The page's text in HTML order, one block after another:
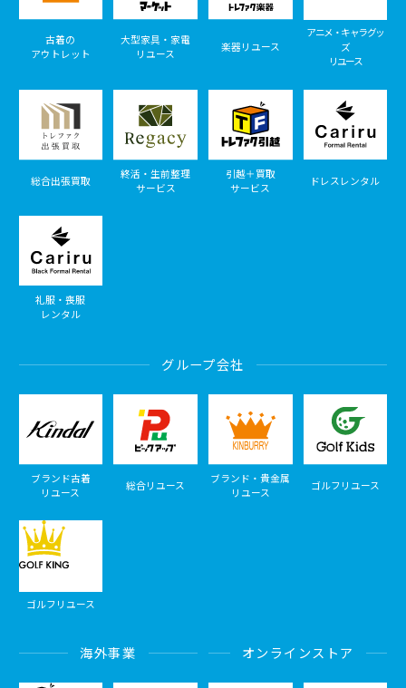
古着の
アウトレット
大型家具・家電
リユース
楽器リユース
アニメ・キャラグッ
ズ
リユース
総合出張買取
終活・生前整理
サービス
引越＋買取
サービス
ドレスレンタル
礼服・喪服
レンタル
グループ会社
ブランド古着
リユース
総合リユース
ブランド・貴金属
リユース
ゴルフリユース
ゴルフリユース
海外事業 オンラインストア